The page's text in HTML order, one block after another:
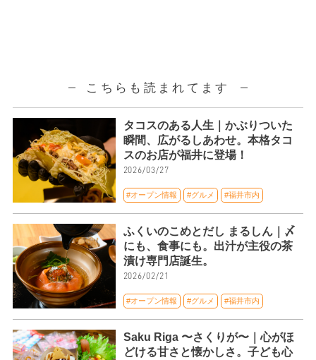
こちらも読まれてます
タコスのある人生｜かぶりついた
瞬間、広がるしあわせ。本格タコ
スのお店が福井に登場！
2026/03/27
#オープン情報 #グルメ #福井市内
ふくいのこめとだし まるしん｜〆
にも、食事にも。出汁が主役の茶
漬け専門店誕生。
2026/02/21
#オープン情報 #グルメ #福井市内
Saku Riga 〜さくりが〜｜心がほ
どける甘さと懐かしさ。子ども心